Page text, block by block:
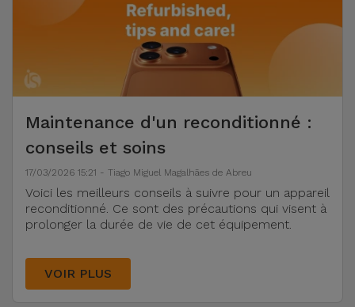
Macbook
/ iMac
Samsung
Xiaomi
Huawei
MacBooks
iPads
Reconditionnés
Apple Watch
Samsungs
Reconditionnés
iMacs
Reconditionnés
Nouveautés
Câbles
Adaptateurs
Coques et
Protections
Batteries
Magasins
Maintenance d'un reconditionné :
conseils et soins
17/03/2026 15:21 - Tiago Miguel Magalhães de Abreu
Voici les meilleurs conseils à suivre pour un appareil
reconditionné. Ce sont des précautions qui visent à
prolonger la durée de vie de cet équipement.
VOIR PLUS